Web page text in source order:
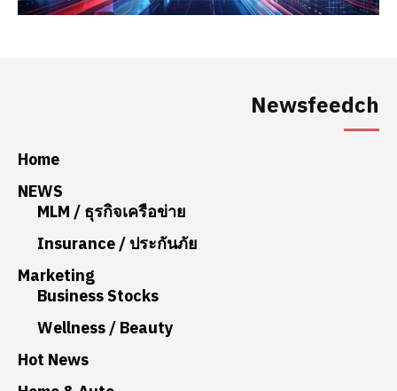
Newsfeedch
Home
NEWS
MLM / ธุรกิจเครือข่าย
Insurance / ประกันภัย
Marketing
Business Stocks
Wellness / Beauty
Hot News